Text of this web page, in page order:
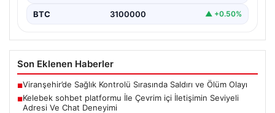
BTC 3100000 ▲ +0.50%
Son Eklenen Haberler
■Viranşehir’de Sağlık Kontrolü Sırasında Saldırı ve Ölüm Olayı
■Kelebek sohbet platformu İle Çevrim içi İletişimin Seviyeli
Adresi Ve Chat Deneyimi